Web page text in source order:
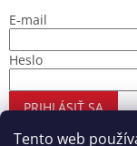
Tento web
E-mail
Heslo
PRIHLÁSIŤ SA
Nová registrácia